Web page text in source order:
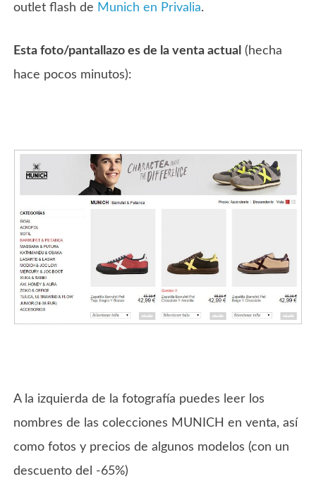
outlet flash de Munich en Privalia.
Esta foto/pantallazo es de la venta actual (hecha
hace pocos minutos):
A la izquierda de la fotografía puedes leer los
nombres de las colecciones MUNICH en venta, así
como fotos y precios de algunos modelos (con un
descuento del -65%)